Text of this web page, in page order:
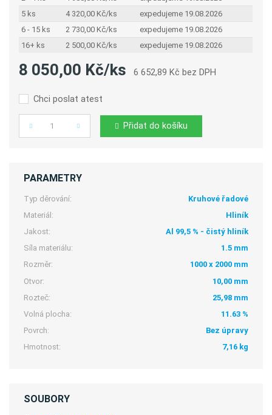
5 ks
4 320,00 Kč/ks
expedujeme 19.08.2026
6 - 15 ks
2 730,00 Kč/ks
expedujeme 19.08.2026
16+ ks
2 500,00 Kč/ks expedujeme 19.08.2026
8 050,00 Kč/ks 6 652,89 Kč bez DPH
Chci poslat atest
Počet Přidat do košíku
PARAMETRY
Typ děrování:
Kruhové řadové
Materiál:
Hliník
Jakost:
Al 99,5 % - čistý hliník
Síla materiálu:
1.5 mm
Rozměr:
1000 x 2000 mm
Otvor:
10,00 mm
Rozteč:
25,98 mm
Volná plocha:
11.63 %
Povrch:
Bez úpravy
Hmotnost:
7,16 kg
SOUBORY